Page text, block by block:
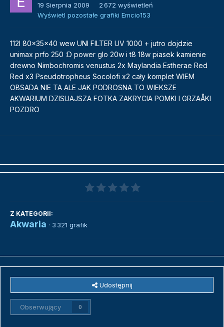
19 Sierpnia 2009
2 672 wyświetleń
Wyświetl pozostałe grafiki Emcio153
112l 80x35x40 wew UNI FILTER UV 1000 + jutro dojdzie
unimax prfo 250 :D power glo 20w i t8 18w piasek kamienie
drewno Nimbochromis venustus 2x Maylandia Estherae Red
Red x3 Pseudotropheus Socolofi x2 cały komplet WIEM
OBSADA NIE TA ALE JAK PODROSNA TO WIEKSZE
AKWARIUM DZISUAJSZA FOTKA ZAKRYCIA POMKI I GRZAÅKI
POZDRO
Z KATEGORII:
Akwaria · 3 321 grafik
Udostępnij
Obserwujący 0